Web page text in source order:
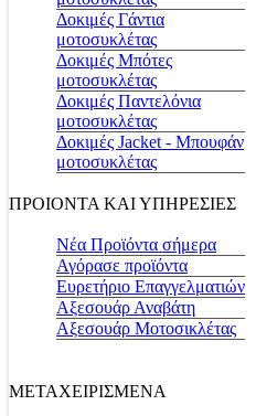
Δοκιμές Γάντια
μοτοσυκλέτας
Δοκιμές Μπότες
μοτοσυκλέτας
Δοκιμές Παντελόνια
μοτοσυκλέτας
Δοκιμές Jacket - Μπουφάν
μοτοσυκλέτας
ΠΡΟΙΟΝΤΑ ΚΑΙ ΥΠΗΡΕΣΙΕΣ
Νέα Προϊόντα σήμερα
Αγόρασε προϊόντα
Ευρετήριο Επαγγελματιών
Αξεσουάρ Αναβάτη
Αξεσουάρ Μοτοσικλέτας
ΜΕΤΑΧΕΙΡΙΣΜΕΝΑ